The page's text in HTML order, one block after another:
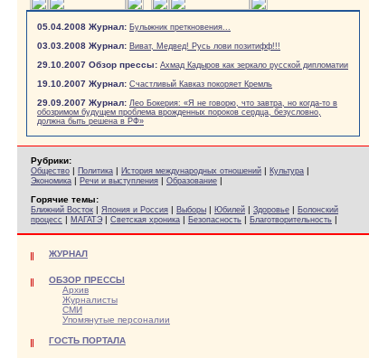
05.04.2008 Журнал: Булыжник преткновения...
03.03.2008 Журнал: Виват, Медвед! Русь лови позитифф!!!
29.10.2007 Обзор прессы: Ахмад Кадыров как зеркало русской дипломатии
19.10.2007 Журнал: Счастливый Кавказ покоряет Кремль
29.09.2007 Журнал: Лео Бокерия: «Я не говорю, что завтра, но когда-то в
обозримом будущем проблема врожденных пороков сердца, безусловно,
должна быть решена в РФ»
Рубрики:
Общество | Политика | История международных отношений | Культура |
Экономика | Речи и выступления | Образование |
Горячие темы:
Ближний Восток | Япония и Россия | Выборы | Юбилей | Здоровье | Болонский
процесс | МАГАТЭ | Светская хроника | Безопасность | Благотворительность |
ЖУРНАЛ
ОБЗОР ПРЕССЫ
Архив
Журналисты
СМИ
Упомянутые персоналии
ГОСТЬ ПОРТАЛА